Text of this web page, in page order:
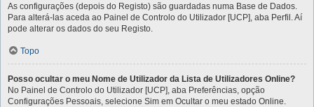
As configurações (depois do Registo) são guardadas numa Base de Dados.
Para alterá-las aceda ao Painel de Controlo do Utilizador [UCP], aba Perfil. Aí
pode alterar os dados do seu Registo.
Topo
Posso ocultar o meu Nome de Utilizador da Lista de Utilizadores Online?
No Painel de Controlo do Utilizador [UCP], aba Preferências, opção
Configurações Pessoais, selecione Sim em Ocultar o meu estado Online.